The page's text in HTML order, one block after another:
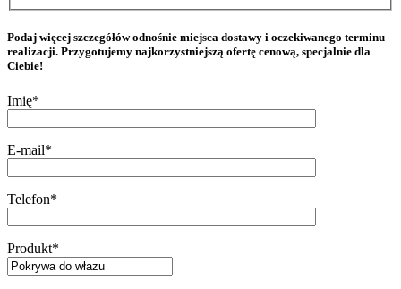
Podaj więcej szczegółów odnośnie miejsca dostawy i oczekiwanego terminu
realizacji. Przygotujemy najkorzystniejszą ofertę cenową, specjalnie dla
Ciebie!
Imię*
E-mail*
Telefon*
Produkt*